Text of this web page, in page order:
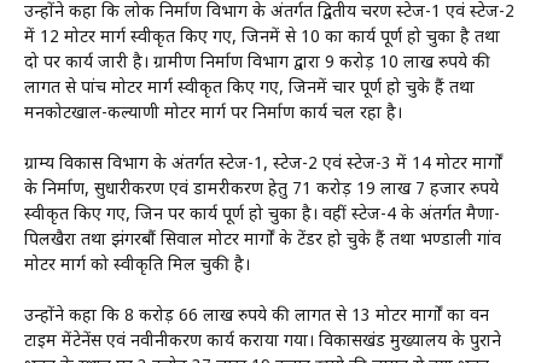
उन्होंने कहा कि लोक निर्माण विभाग के अंतर्गत द्वितीय चरण स्टेज-1 एवं स्टेज-2
में 12 मोटर मार्ग स्वीकृत किए गए, जिनमें से 10 का कार्य पूर्ण हो चुका है तथा
दो पर कार्य जारी है। ग्रामीण निर्माण विभाग द्वारा 9 करोड़ 10 लाख रुपये की
लागत से पांच मोटर मार्ग स्वीकृत किए गए, जिनमें चार पूर्ण हो चुके हैं तथा
मनकोटखाल-कल्याणी मोटर मार्ग पर निर्माण कार्य चल रहा है।
ग्राम्य विकास विभाग के अंतर्गत स्टेज-1, स्टेज-2 एवं स्टेज-3 में 14 मोटर मार्गों
के निर्माण, सुधारीकरण एवं डामरीकरण हेतु 71 करोड़ 19 लाख 7 हजार रुपये
स्वीकृत किए गए, जिन पर कार्य पूर्ण हो चुका है। वहीं स्टेज-4 के अंतर्गत मैणा-
पिलखैरा तथा झंगरबौं सिवाल मोटर मार्गों के टेंडर हो चुके हैं तथा भण्डाली गांव
मोटर मार्ग को स्वीकृति मिल चुकी है।
उन्होंने कहा कि 8 करोड़ 66 लाख रुपये की लागत से 13 मोटर मार्गों का वन
टाइम मेंटेनेंस एवं नवीनीकरण कार्य कराया गया। विकासखंड मुख्यालय के पुराने